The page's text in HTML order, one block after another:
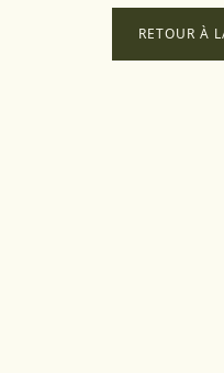
RETOUR À